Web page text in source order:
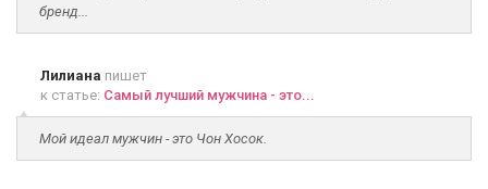
бренд...
Лилиана пишет
к статье: Самый лучший мужчина - это...
Мой идеал мужчин - это Чон Хосок.